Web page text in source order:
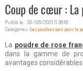
Coup de cœur :
Publié le : 30/08/2021 11:38:18
Catégories : Les poudres soin pour la
La poudre de rose
dans la gamme de
avantages